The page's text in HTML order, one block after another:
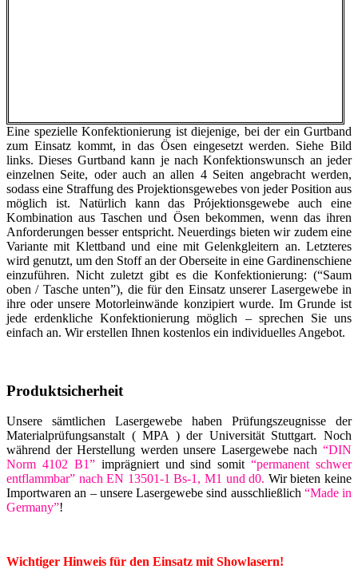
Eine spezielle Konfektionierung ist diejenige, bei der ein Gurtband
zum Einsatz kommt, in das Ösen eingesetzt werden. Siehe Bild
links. Dieses Gurtband kann je nach Konfektionswunsch an jeder
einzelnen Seite, oder auch an allen 4 Seiten angebracht werden,
sodass eine Straffung des Projektionsgewebes von jeder Position aus
möglich ist. Natürlich kann das Prójektionsgewebe auch eine
Kombination aus Taschen und Ösen bekommen, wenn das ihren
Anforderungen besser entspricht. Neuerdings bieten wir zudem eine
Variante mit Klettband und eine mit Gelenkgleitern an. Letzteres
wird genutzt, um den Stoff an der Oberseite in eine Gardinenschiene
einzuführen. Nicht zuletzt gibt es die Konfektionierung: (“Saum
oben / Tasche unten”), die für den Einsatz unserer Lasergewebe in
ihre oder unsere Motorleinwände konzipiert wurde. Im Grunde ist
jede erdenkliche Konfektionierung möglich – sprechen Sie uns
einfach an. Wir erstellen Ihnen kostenlos ein individuelles Angebot.
Produktsicherheit
Unsere sämtlichen Lasergewebe haben Prüfungszeugnisse der
Materialprüfungsanstalt ( MPA ) der Universität Stuttgart. Noch
während der Herstellung werden unsere Lasergewebe nach “DIN
Norm 4102 B1”imprägniert und sind somit“permanent schwer
entflammbar” nach EN 13501-1 Bs-1, M1 und d0. Wir bieten keine
Importwaren an – unsere Lasergewebe sind ausschließlich “Made in
Germany”!
Wichtiger Hinweis für den Einsatz mit Showlasern!